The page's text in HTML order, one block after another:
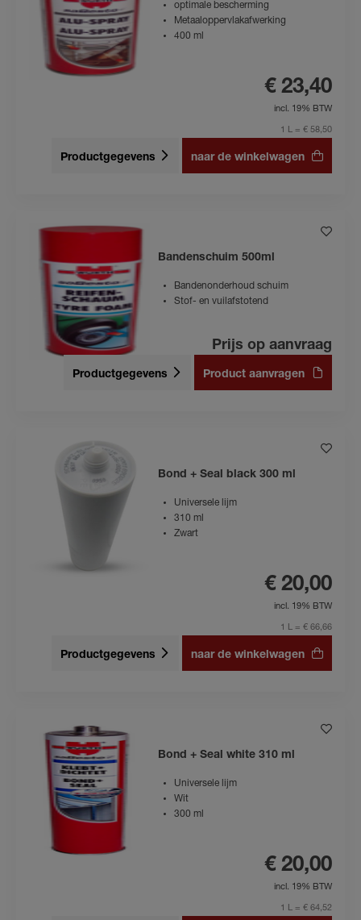
optimale bescherming
Metaaloppervlakafwerking
400 ml
€ 23,40
incl. 19% BTW
1 L = € 58,50
Productgegevens naar de winkelwagen
Bandenschuim 500ml
Bandenonderhoud schuim
Stof- en vuilafstotend
Prijs op aanvraag
Productgegevens Product aanvragen
Bond + Seal black 300 ml
Universele lijm
310 ml
Zwart
€ 20,00
incl. 19% BTW
1 L = € 66,66
Productgegevens naar de winkelwagen
Bond + Seal white 310 ml
Universele lijm
Wit
300 ml
€ 20,00
incl. 19% BTW
1 L = € 64,52